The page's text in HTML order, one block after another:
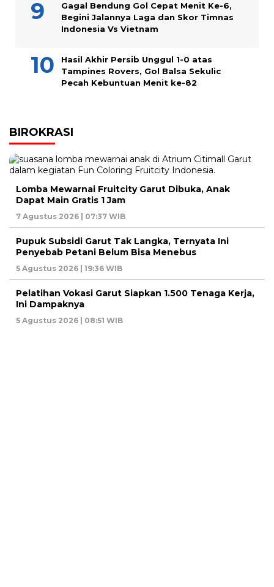
Gagal Bendung Gol Cepat Menit Ke-6,
Begini Jalannya Laga dan Skor Timnas
Indonesia Vs Vietnam
Hasil Akhir Persib Unggul 1-0 atas
Tampines Rovers, Gol Balsa Sekulic
Pecah Kebuntuan Menit ke-82
BIROKRASI
Lomba Mewarnai Fruitcity Garut Dibuka, Anak
Dapat Main Gratis 1 Jam
7 Agustus 2026 | 07:37 WIB
Pupuk Subsidi Garut Tak Langka, Ternyata Ini
Penyebab Petani Belum Bisa Menebus
5 Agustus 2026 | 19:36 WIB
Pelatihan Vokasi Garut Siapkan 1.500 Tenaga Kerja,
Ini Dampaknya
5 Agustus 2026 | 08:51 WIB